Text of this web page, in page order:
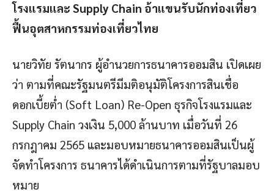
โรงแรมและ Supply Chain อ้าแขนรับนักท่องเที่ยว
ฟื้นอุตสาหกรรมท่องเที่ยวไทย
นายวิทัย รัตนากร ผู้อำนวยการธนาคารออมสิน เปิดเผย
ว่า ตามที่คณะรัฐมนตรีมีมติอนุมัติโครงการสินเชื่อ
ดอกเบี้ยต่ำ (Soft Loan) Re-Open ธุรกิจโรงแรมและ
Supply Chain วงเงิน 5,000 ล้านบาท เมื่อวันที่ 26
กรกฎาคม 2565 และมอบหมายธนาคารออมสินเป็นผู้
จัดทำโครงการ ธนาคารได้ดำเนินการตามที่รัฐบาลมอบ
หมาย